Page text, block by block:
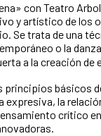
con Teatro
y artístico de los
Se trata de una
o la
a la creación
principios básicos
la
crítico